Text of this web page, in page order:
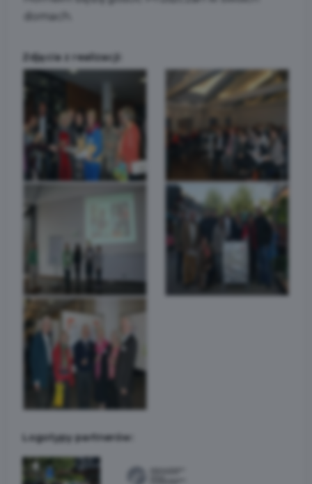
domach.
Zdjęcia z realizacji:
Logotypy partnerów: